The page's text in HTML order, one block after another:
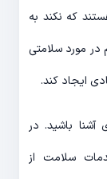
که نکند به
در مورد سلامتی
آشنا باشید. در
سلامت از